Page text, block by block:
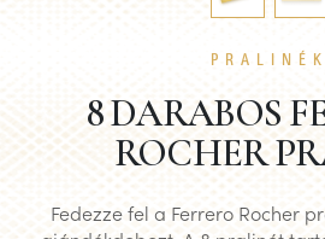
PRALINÉK
8 DARABOS
ROCHER
Fedezze fel a Ferrero Rocher